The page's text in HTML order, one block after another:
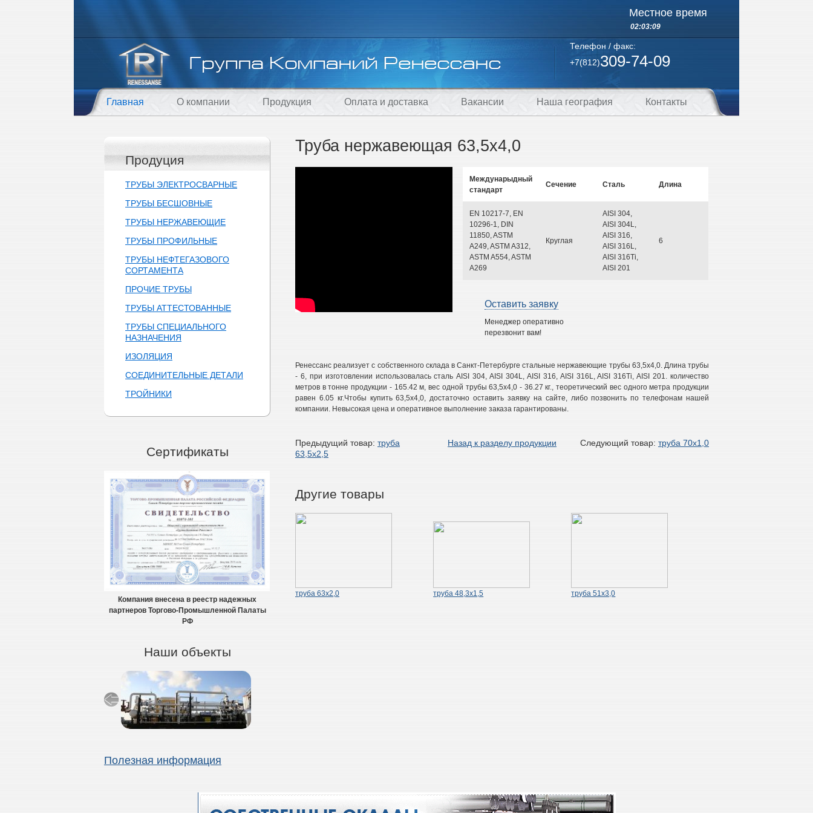
Местное время
02:03:10
Телефон / факс:
+7(812)309-74-09
Главная О компании Продукция Оплата и доставка Вакансии Наша география Контакты
Продуция
ТРУБЫ ЭЛЕКТРОСВАРНЫЕ
ТРУБЫ БЕСШОВНЫЕ
ТРУБЫ НЕРЖАВЕЮЩИЕ
ТРУБЫ ПРОФИЛЬНЫЕ
ТРУБЫ НЕФТЕГАЗОВОГО
СОРТАМЕНТА
ПРОЧИЕ ТРУБЫ
ТРУБЫ АТТЕСТОВАННЫЕ
ТРУБЫ СПЕЦИАЛЬНОГО
НАЗНАЧЕНИЯ
ИЗОЛЯЦИЯ
СОЕДИНИТЕЛЬНЫЕ ДЕТАЛИ
ТРОЙНИКИ
Сертификаты
Компания внесена в реестр надежных
партнеров Торгово-Промышленной Палаты
РФ
Наши объекты
Полезная информация
Труба нержавеющая 63,5х4,0
Междунарыдный
стандарт
Сечение Сталь Длина
EN 10217-7, EN
10296-1, DIN
11850, ASTM
A249, ASTM A312,
ASTM A554, ASTM
A269
Круглая
AISI 304,
AISI 304L,
AISI 316,
AISI 316L,
AISI 316Ti,
AISI 201
6
Оставить заявку
Менеджер оперативно
перезвонит вам!
Ренессанс реализует с собственного склада в Санкт-Петербурге стальные нержавеющие трубы 63,5х4,0. Длина трубы
- 6, при изготовлении использовалась сталь AISI 304, AISI 304L, AISI 316, AISI 316L, AISI 316Ti, AISI 201. количество
метров в тонне продукции - 165.42 м, вес одной трубы 63,5х4,0 - 36.27 кг., теоретический вес одного метра продукции
равен 6.05 кг.Чтобы купить 63,5х4,0, достаточно оставить заявку на сайте, либо позвонить по телефонам нашей
компании. Невысокая цена и оперативное выполнение заказа гарантированы.
Предыдущий товар: труба
63,5х2,5
Назад к разделу продукции Следующий товар: труба 70х1,0
Другие товары
труба 63х2,0 труба 48,3х1,5 труба 51х3,0